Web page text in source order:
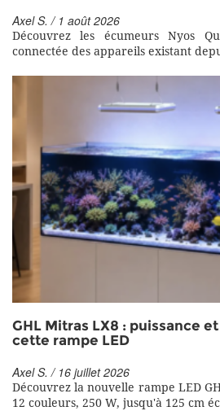
Axel S. / 1 août 2026
Découvrez les écumeurs Nyos
connectée des appareils existant
GHL Mitras LX8 : puissance
cette rampe LED
Axel S. / 16 juillet 2026
Découvrez la nouvelle rampe LED
12 couleurs, 250 W, jusqu'à 125 cm